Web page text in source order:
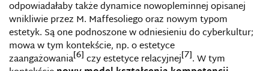
odpowiadałaby także dynamice nowopleminnej opisanej
wnikliwie przez M. Maffesoliego oraz nowym typom
estetyk. Są one podnoszone w odniesieniu do cyberkultur;
mowa w tym kontekście, np. o estetyce
zaangażowania[6]czy estetyce relacyjnej[7]. W tym